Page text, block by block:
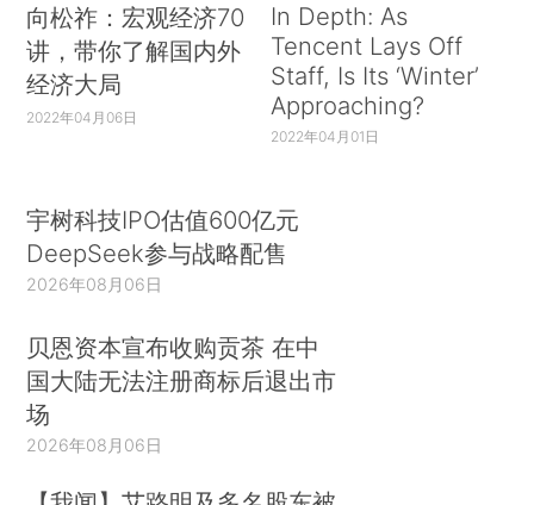
向松祚：宏观经济70
讲，带你了解国内外
经济大局
2022年04月06日
In Depth: As
Tencent Lays Off
Staff, Is Its ‘Winter’
Approaching?
2022年04月01日
宇树科技IPO估值600亿元
DeepSeek参与战略配售
2026年08月06日
贝恩资本宣布收购贡茶 在中
国大陆无法注册商标后退出市
场
2026年08月06日